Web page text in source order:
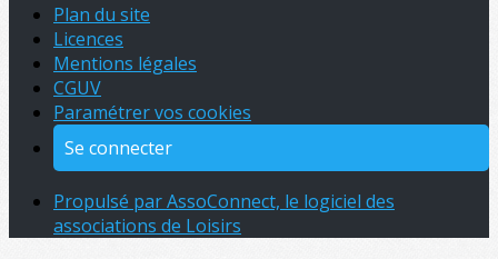
Plan du site
Licences
Mentions légales
CGUV
Paramétrer vos cookies
Se connecter
Propulsé par AssoConnect, le logiciel des
associations de Loisirs